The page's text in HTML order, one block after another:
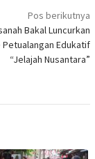
Pos berikutnya
Bakal Luncurkan
Petualangan Edukatif
“Jelajah Nusantara”